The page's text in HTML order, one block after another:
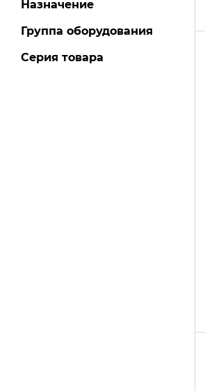
Назначение
Группа оборудования
Серия товара